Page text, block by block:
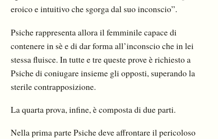
eroico e intuitivo che sgorga dal suo inconscio”.
Psiche rappresenta allora il femminile capace di
contenere in sè e di dar forma all’inconscio che in lei
stessa fluisce. In tutte e tre queste prove è richiesto a
Psiche di coniugare insieme gli opposti, superando la
sterile contrapposizione.
La quarta prova, infine, è composta di due parti.
Nella prima parte Psiche deve affrontare il pericoloso